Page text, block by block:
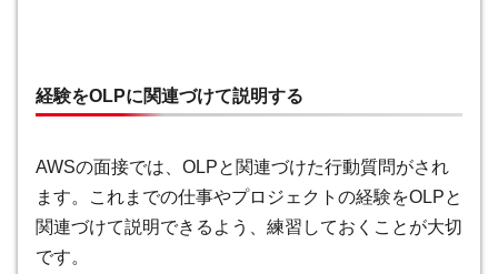
経験をOLPに関連づけて説明する
AWSの面接では、OLPと関連づけた行動質問がされ
ます。これまでの仕事やプロジェクトの経験をOLPと
関連づけて説明できるよう、練習しておくことが大切
です。